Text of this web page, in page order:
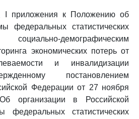
I приложения к Положению об
федеральных статистических
демографическим
экономических потерь от
и инвалидизации
постановлением
Федерации от 27 ноября
организации в Российской
федеральных статистических